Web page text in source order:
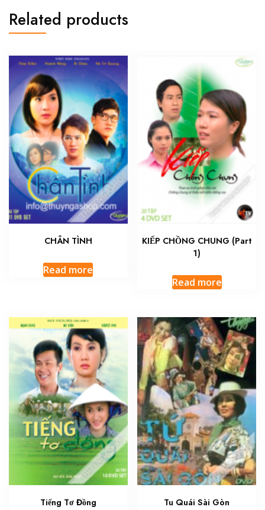
Related products
CHÂN TÌNH
Read more
KIẾP CHỒNG CHUNG (Part
1)
Read more
Tiếng Tơ Đồng Tu Quái Sài Gòn